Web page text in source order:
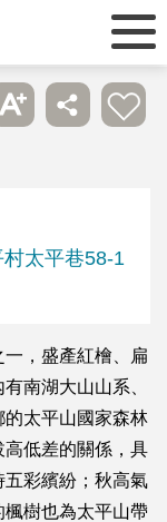
太平巷58-1
，盛產紅檜、扁
南湖大山山系、
太平山國家森林
低差的關係，具
彩繽紛；秋高氣
樹也為太平山帶